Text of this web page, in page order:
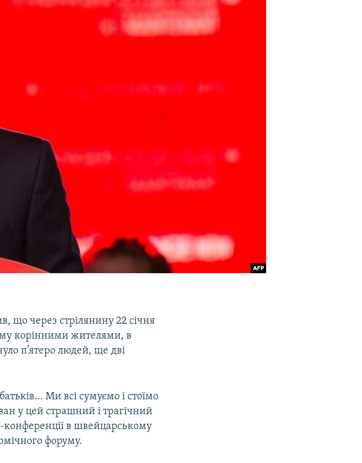
що через стрілянину 22 січня
корінними жителями, в
п’ятеро людей, ще дві
Ми всі сумуємо і стоїмо
у цей страшний і трагічний
в швейцарському
форуму.